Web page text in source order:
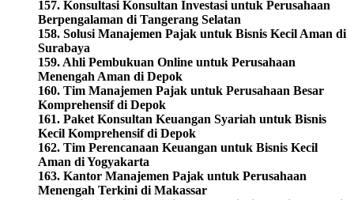
157. Konsultasi Konsultan Investasi untuk Perusahaan
Berpengalaman di Tangerang Selatan
158. Solusi Manajemen Pajak untuk Bisnis Kecil Aman di
Surabaya
159. Ahli Pembukuan Online untuk Perusahaan
Menengah Aman di Depok
160. Tim Manajemen Pajak untuk Perusahaan Besar
Komprehensif di Depok
161. Paket Konsultan Keuangan Syariah untuk Bisnis
Kecil Komprehensif di Depok
162. Tim Perencanaan Keuangan untuk Bisnis Kecil
Aman di Yogyakarta
163. Kantor Manajemen Pajak untuk Perusahaan
Menengah Terkini di Makassar